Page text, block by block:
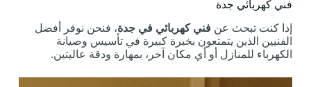
فني كهربائي جدة
إذا كنت تبحث عن فني كهربائي في جدة، فنحن نوفر أفضل
الفنيين الذين يتمتعون بخبرة كبيرة في تأسيس وصيانة
الكهرباء للمنازل أو أي مكان آخر، بمهارة ودقة عاليتين.